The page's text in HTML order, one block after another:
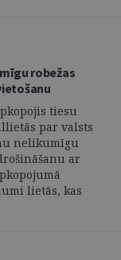
robežas
tiesu
par valsts
nelikumīgu
ar
lietās, kas